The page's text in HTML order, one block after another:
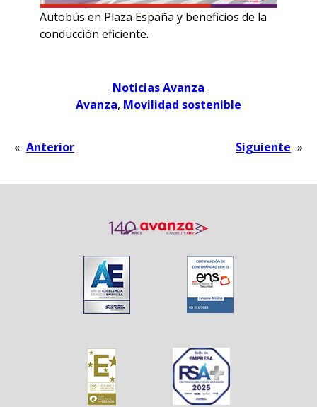
Autobús en Plaza España y beneficios de la
conducción eficiente.
Noticias Avanza
Avanza, Movilidad sostenible
« Anterior Siguiente »